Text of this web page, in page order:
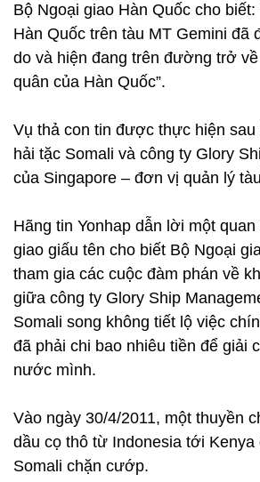
Bộ Ngoại giao Hàn Quốc cho biết:
Hàn Quốc trên tàu MT Gemini đã
do và hiện đang trên đường trở
quân của Hàn Quốc”.
Vụ thả con tin được thực hiện
hải tặc Somali và công ty Glory
của Singapore – đơn vị quản lý
Hãng tin Yonhap dẫn lời một
giao giấu tên cho biết Bộ Ngoại
tham gia các cuộc đàm phán về
giữa công ty Glory Ship
Somali song không tiết lộ việc
đã phải chi bao nhiêu tiền để giải
nước mình.
Vào ngày 30/4/2011, một thuyền
dầu cọ thô từ Indonesia tới Kenya
Somali chặn cướp.